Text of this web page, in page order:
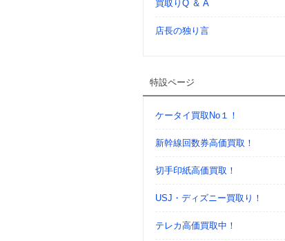
買取りQ ＆ A
店長の独り言
特設ページ
ケータイ買取No１！
新幹線回数券高価買取！
切手印紙高価買取！
USJ・ディズニー買取り！
テレカ高価買取中！